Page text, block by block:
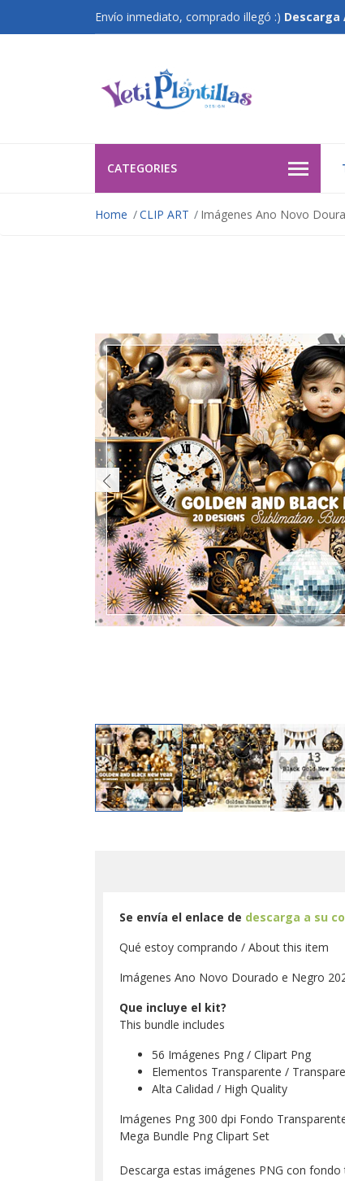
Envío inmediato, comprado illegó :)
CATEGORIES
Home CLIP ART Imágenes Ano Novo
Se envía el enlace de descarga a su
Qué estoy comprando / About this item
Imágenes Ano Novo Dourado e Negro
Que incluye el kit?
This bundle includes
56 Imágenes Png / Clipart Png
Elementos Transparente /
Alta Calidad / High Quality
Imágenes Png 300 dpi Fondo
Mega Bundle Png Clipart Set
Descarga estas imágenes PNG con